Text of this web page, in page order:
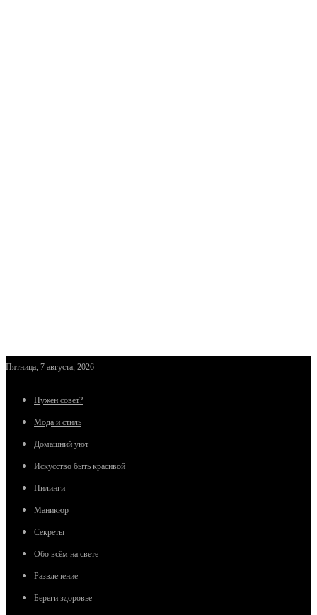
Пятница, 7 августа, 2026
Нужен совет?
Мода и стиль
Домашний уют
Искусство быть красивой
Пилинги
Маникюр
Секреты
Обо всём на свете
Развлечение
Береги здоровье